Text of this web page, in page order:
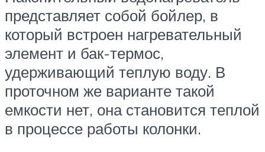
представляет собой бойлер, в
который встроен нагревательный
элемент и бак-термос,
удерживающий теплую воду. В
проточном же варианте такой
емкости нет, она становится теплой
в процессе работы колонки.